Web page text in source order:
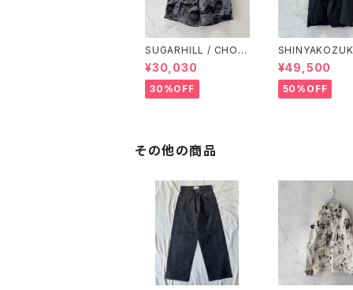
SUGARHILL / CHOC
OCHIP CAMO CARG
O SHORTS / BLUE C
AMO
¥30,030
30%OFF
S
/ DAWN
¥49,500
50%OFF
その他の商品